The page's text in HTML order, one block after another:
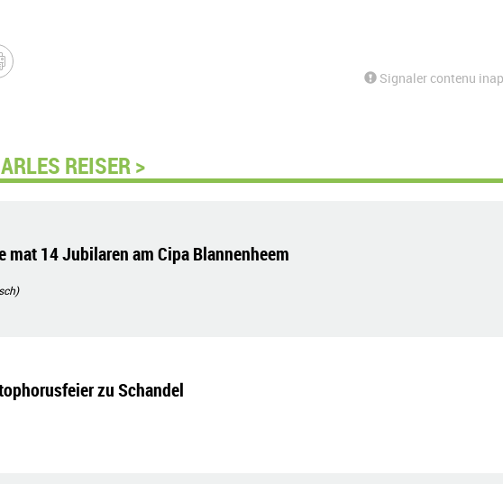
Signaler contenu
REISER >
mat 14 Jubilaren am Cipa Blannenheem
zu Schandel